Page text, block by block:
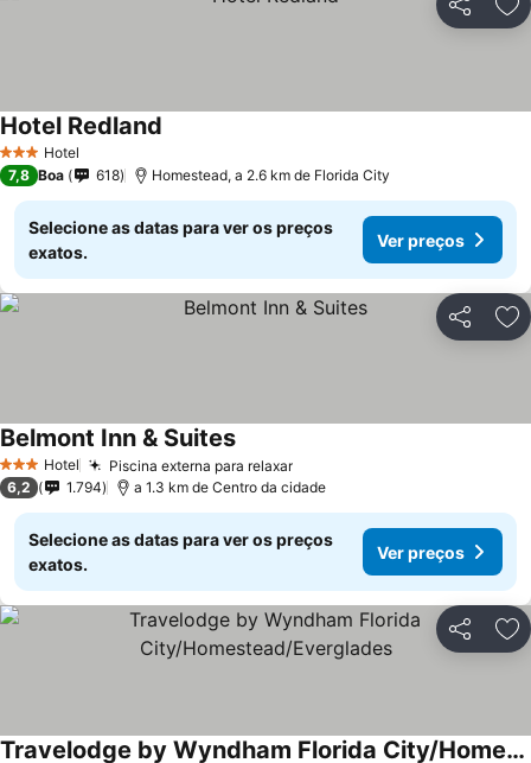
Partilhar
3 EstrelasHotel
Hotel Redland
7,8 Boa 618 Homestead, a 2.6 km de Florida City
Selecione as datas para ver os preços
exatos.
Ver preços
Partilhar
3 EstrelasHotel Piscina externa para relaxarVer preços
Belmont Inn & SuitesVer preços
6,2 1.794 a 1.3 km de Centro da cidade
Selecione as datas para ver os preços
exatos.
Ver preços
Partilhar
Travelodge by Wyndham Florida City/Homestead/Everglades